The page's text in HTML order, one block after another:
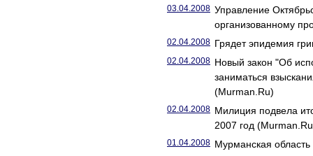
03.04.2008 Управление
организованному
02.04.2008 Грядет эпидемия
02.04.2008 Новый закон "Об
заниматься
(Murman.Ru)
02.04.2008 Милиция подвела
2007 год
01.04.2008 Мурманская